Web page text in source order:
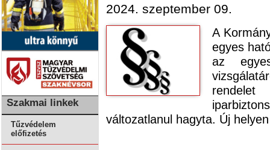
Szakmai linkek
Tűzvédelem
előfizetés
2024. szeptember 09.
A
egyes
az
változatlanul hagyta. Új